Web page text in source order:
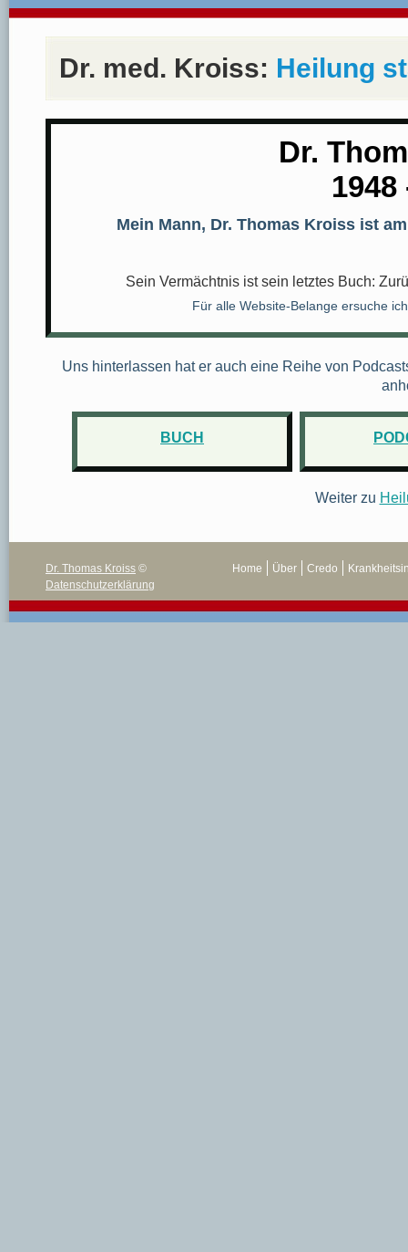
Dr. med. Kroiss: Heilung
Dr.
1948
Mein Mann, Dr. Thomas Kroiss ist
Sein Vermächtnis ist sein letztes Buch:
Für alle Website-Belange ersuche
Uns hinterlassen hat er auch eine Reihe von
BUCH
Weiter zu
Dr. Thomas Kroiss ©
Datenschutzerklärung
Home Über Credo